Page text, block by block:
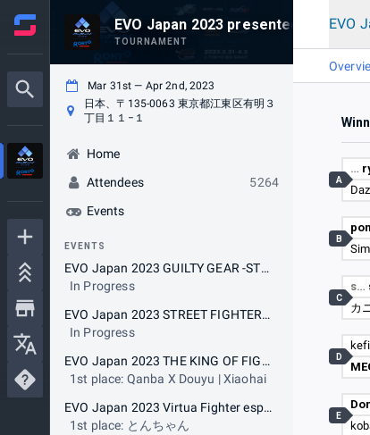
EVO Japan 2023 presented by Rohto
TOURNAMENT
Mar 31st — Apr 2nd, 2023
日本、〒135-0063 東京都江東区有明３
丁目１１−１
Home
Attendees
5264
Events
EVENTS
EVO Japan 2023 GUILTY GEAR -STRIVE-
In Progress
EVO Japan 2023 STREET FIGHTER V CHAMPION EDITION
In Progress
EVO Japan 2023 THE KING OF FIGHTERS XV
1st place: Qanba X Douyu | Xiaohai
EVO Japan 2023 Virtua Fighter esports
1st place: とんちゃん
EVO
…
A
B
s…
カ
C
D
E